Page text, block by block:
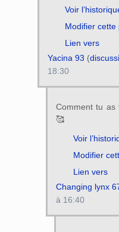
Voir
Modifier cette
Lien vers
Yacina 93 (
18:30
Comment tu as
🥰
Voir
Modifier
Lien vers
Changing lynx
à 16:40